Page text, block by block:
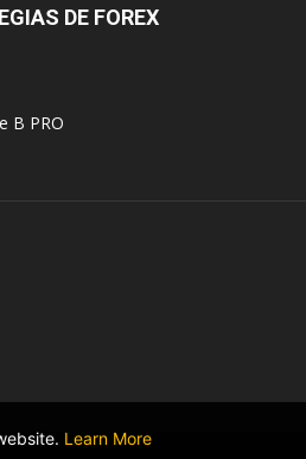
Learn More
DE FOREX
B PRO